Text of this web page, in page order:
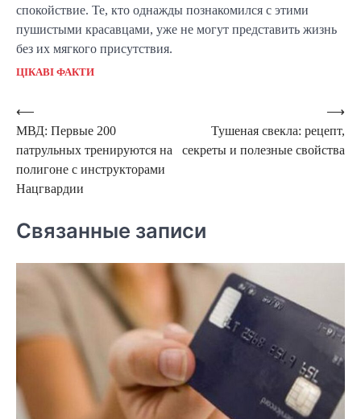
спокойствие. Те, кто однажды познакомился с этими
пушистыми красавцами, уже не могут представить жизнь
без их мягкого присутствия.
ЦІКАВІ ФАКТИ
Навигация
по
записям
⟵
МВД: Первые 200
патрульных тренируются на
полигоне с инструкторами
Нацгвардии
Тушеная свекла: рецепт,
секреты и полезные свойства
⟶
Связанные записи